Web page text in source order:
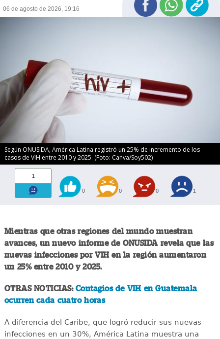
06 de agosto de 2026, 19:16
Según ONUSIDA, América Latina registró un 25% de incremento de los
casos de VIH entre 2010 y 2025. (Foto: Canva/Soy502)
1
0 0 0 1
Mientras que otras regiones del mundo muestran
avances, un nuevo informe de ONUSIDA revela que las
nuevas infecciones por VIH en la región aumentaron
un 25% entre 2010 y 2025.
OTRAS NOTICIAS: Contagios de VIH en Guatemala
ocurren cada cuatro horas
A diferencia del Caribe, que logró reducir sus nuevas
infecciones en un 30%, América Latina muestra una